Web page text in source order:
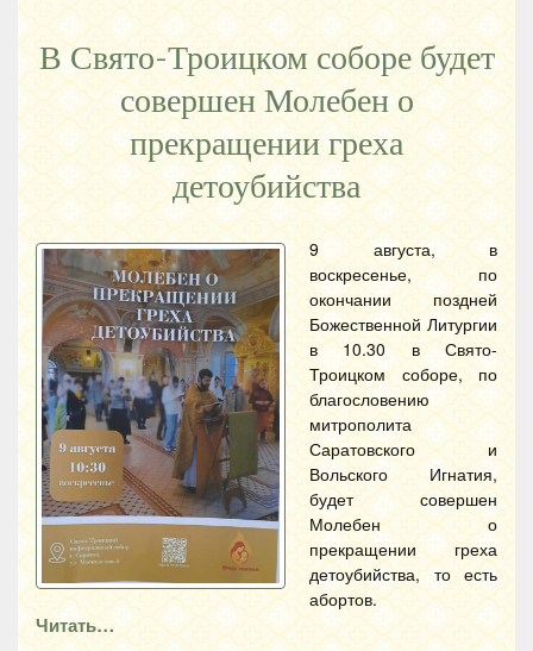
В Свято-Троицком соборе будет
совершен Молебен о
прекращении греха
детоубийства
9 августа, в
воскресенье, по
окончании поздней
Божественной Литургии
в 10.30 в Свято-
Троицком соборе, по
благословению
митрополита
Саратовского и
Вольского Игнатия,
будет совершен
Молебен о
прекращении греха
детоубийства, то есть
абортов.
Читать…